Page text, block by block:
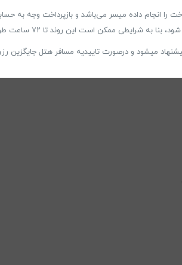
را انجام داده میسر می‌باشد و بازپرداخت وجه
میشود و درصورت تاییدیه مسافر هتل جایگزین